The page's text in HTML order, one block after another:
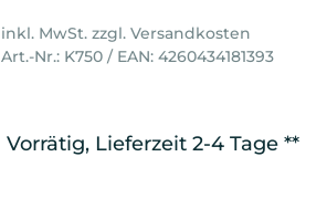
inkl. MwSt. zzgl. Versandkosten
Art.-Nr.: K750 / EAN: 4260434181393
Vorrätig, Lieferzeit 2-4 Tage **